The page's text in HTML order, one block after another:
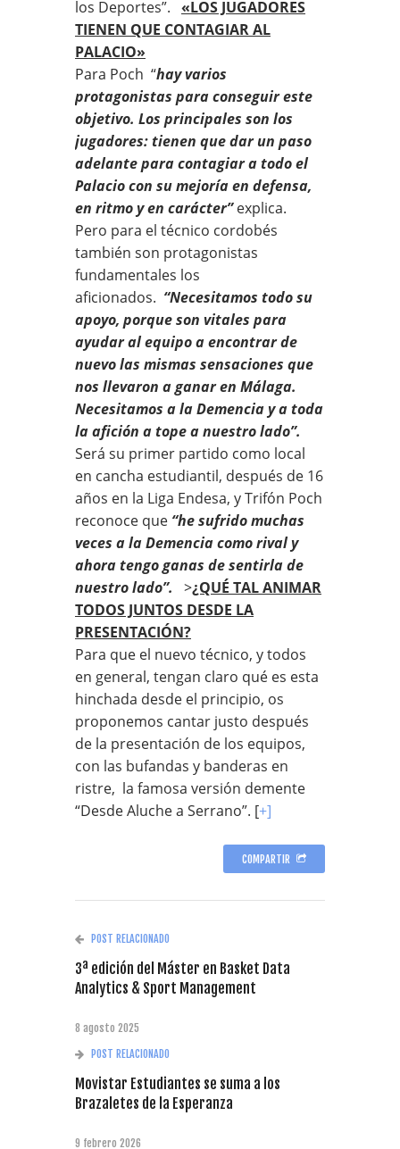
los Deportes”. «LOS JUGADORES
TIENEN QUE CONTAGIAR AL
PALACIO»
Para Poch “hay varios
protagonistas para conseguir este
objetivo. Los principales son los
jugadores: tienen que dar un paso
adelante para contagiar a todo el
Palacio con su mejoría en defensa,
en ritmo y en carácter”explica.
Pero para el técnico cordobés
también son protagonistas
fundamentales los
aficionados. “Necesitamos todo su
apoyo, porque son vitales para
ayudar al equipo a encontrar de
nuevo las mismas sensaciones que
nos llevaron a ganar en Málaga.
Necesitamos a la Demencia y a toda
la afición a tope a nuestro lado”.
Será su primer partido como local
en cancha estudiantil, después de 16
años en la Liga Endesa, y Trifón Poch
reconoce que “he sufrido muchas
veces a la Demencia como rival y
ahora tengo ganas de sentirla de
nuestro lado”. >¿QUÉ TAL ANIMAR
TODOS JUNTOS DESDE LA
PRESENTACIÓN?
Para que el nuevo técnico, y todos
en general, tengan claro qué es esta
hinchada desde el principio, os
proponemos cantar justo después
de la presentación de los equipos,
con las bufandas y banderas en
ristre, la famosa versión demente
“Desde Aluche a Serrano”. [+]
COMPARTIR
POST RELACIONADO
3ª edición del Máster en Basket Data
Analytics & Sport Management
8 agosto 2025
POST RELACIONADO
Movistar Estudiantes se suma a los
Brazaletes de la Esperanza
9 febrero 2026